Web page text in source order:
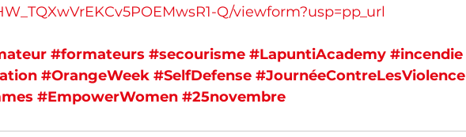
Q/viewform?usp=pp_url
#formateurs #secourisme #LapuntiAcademy #incendie
#OrangeWeek #SelfDefense #JournéeContreLesViolence
#EmpowerWomen #25novembre